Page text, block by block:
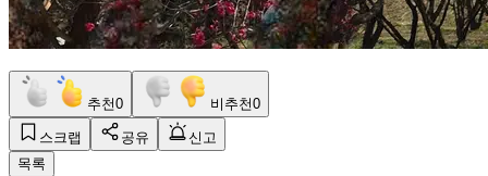
추천0 비추천0
스크랩 공유
신고
목록